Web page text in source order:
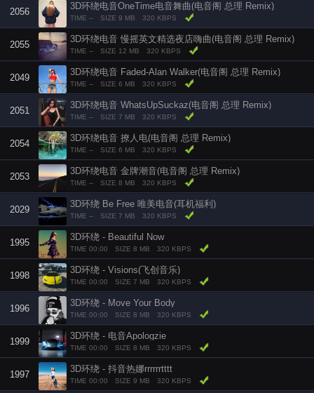
2056
3D环绕电音OneTime电音舞曲(电音阁 总理 Remix)
TIME -- SIZE 9 MB 320 KBPS
2055
3D环绕电音 慢摇英文精选夜店嗨曲(电音阁 总理 Remix)
TIME -- SIZE 12 MB 320 KBPS
2049
3D环绕电音 Faded-Alan Walker(电音阁 总理 Remix)
TIME -- SIZE 6 MB 320 KBPS
2051
3D环绕电音 WhatsUpSuckaz(电音阁 总理 Remix)
TIME -- SIZE 7 MB 320 KBPS
2054
3D环绕电音 撩人电(电音阁 总理 Remix)
TIME -- SIZE 6 MB 320 KBPS
2053
3D环绕电音 金牌潮音(电音阁 总理 Remix)
TIME -- SIZE 8 MB 320 KBPS
2029
3D环绕 Be Free 唯美电音(耳机福利)
TIME -- SIZE 7 MB 320 KBPS
1995
3D环绕 - Beautiful Now
TIME 00:00 SIZE 8 MB 320 KBPS
1998
3D环绕 - Visions(飞创音乐)
TIME 00:00 SIZE 7 MB 320 KBPS
1996
3D环绕 - Move Your Body
TIME 00:00 SIZE 8 MB 320 KBPS
1999
3D环绕 - 电音Apologzie
TIME 00:00 SIZE 8 MB 320 KBPS
1997
3D环绕 - 抖音热娜rrrrrrtttt
TIME 00:00 SIZE 9 MB 320 KBPS